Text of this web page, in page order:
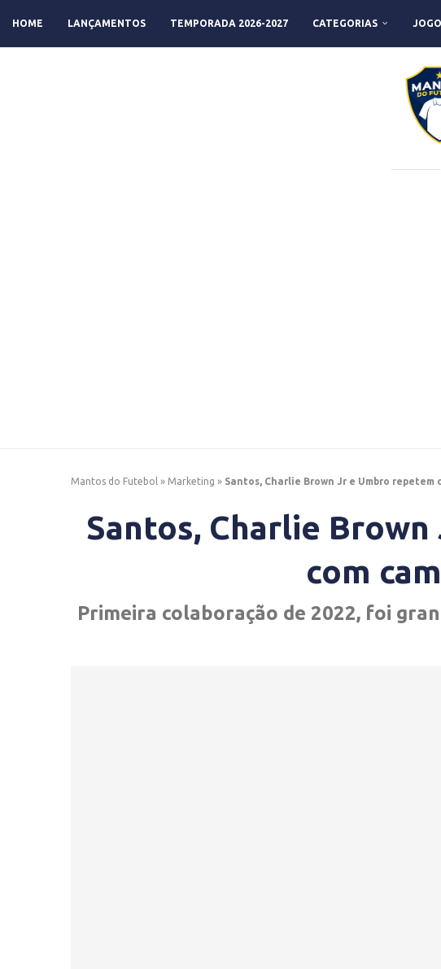
HOME LANÇAMENTOS TEMPORADA 2026-2027 CATEGORIAS
Mantos do Futebol » Marketing » Santos, Charlie Brown Jr e Umbro repetem
Santos, Charlie
com
Primeira colaboração de 2022, foi